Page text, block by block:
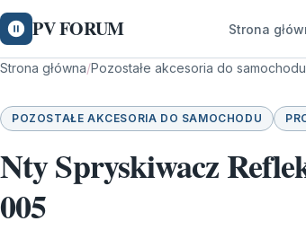
PV FORUM Strona
Strona główna/Pozostałe akcesoria do samochodu
POZOSTAŁE AKCESORIA DO SAMOCHODU
Nty Spryskiwacz
005